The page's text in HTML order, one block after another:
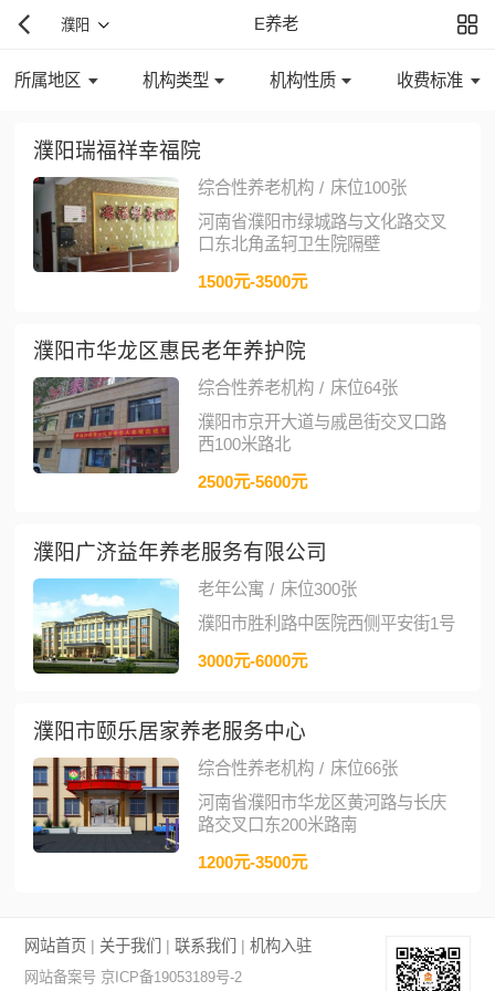
濮阳 E养老
所属地区 机构类型 机构性质 收费标准
濮阳瑞福祥幸福院
综合性养老机构 / 床位100张
河南省濮阳市绿城路与文化路交叉
口东北角孟轲卫生院隔壁
1500元-3500元
濮阳市华龙区惠民老年养护院
综合性养老机构 / 床位64张
濮阳市京开大道与戚邑街交叉口路
西100米路北
2500元-5600元
濮阳广济益年养老服务有限公司
老年公寓 / 床位300张
濮阳市胜利路中医院西侧平安街1号
3000元-6000元
濮阳市颐乐居家养老服务中心
综合性养老机构 / 床位66张
河南省濮阳市华龙区黄河路与长庆
路交叉口东200米路南
1200元-3500元
网站首页 | 关于我们 | 联系我们 | 机构入驻
网站备案号 京ICP备19053189号-2